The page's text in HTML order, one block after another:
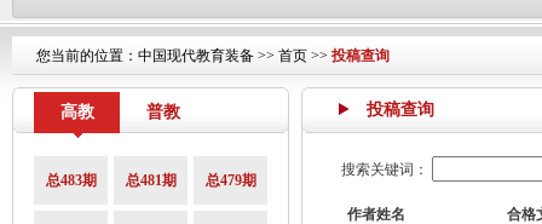
您当前的位置： 中国现代教育装备 >> 首页 >> 投稿查询
高教 普教
总483期 总481期 总479期
投稿查询
搜索关键词：
作者姓名 合格